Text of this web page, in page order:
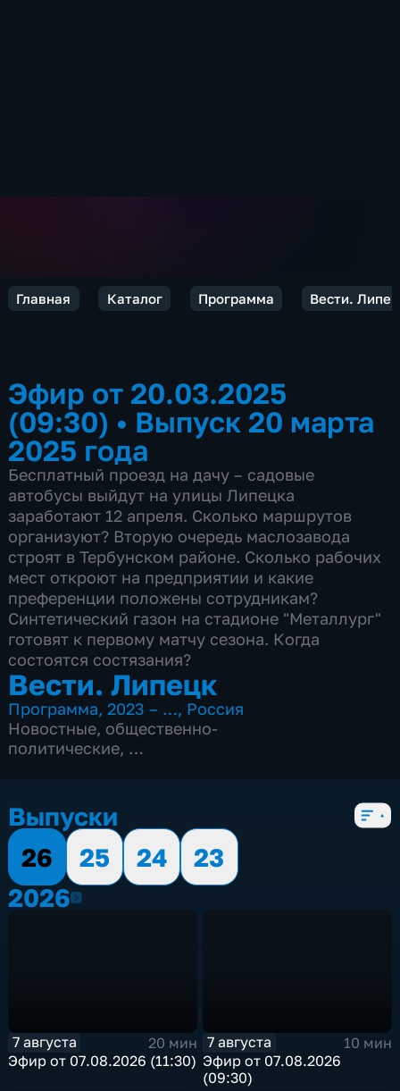
Главная Каталог Программа Вести.
Эфир от 20.03.2025
(09:30) • Выпуск 20 марта
2025 года
Бесплатный проезд на дачу – садовые
автобусы выйдут на улицы Липецка
заработают 12 апреля. Сколько маршрутов
организуют? Вторую очередь маслозавода
строят в Тербунском районе. Сколько рабочих
мест откроют на предприятии и какие
преференции положены сотрудникам?
Синтетический газон на стадионе "Металлург"
готовят к первому матчу сезона. Когда
состоятся состязания?
Вести. Липецк
Программа,2023 – …, Россия
Новостные, общественно-
политические,
Выпуски
26
25 24
23
20262026
7 августа
20 мин
Эфир от 07.08.2026 (11:30)
7 августа
10 мин
Эфир от 07.08.2026
(09:30)